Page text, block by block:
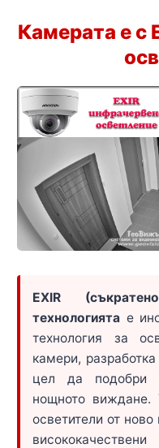
Камерата е с
EXIR
технологията е
технология за
камери,
цел да подобри
нощното виждане.
осветители от